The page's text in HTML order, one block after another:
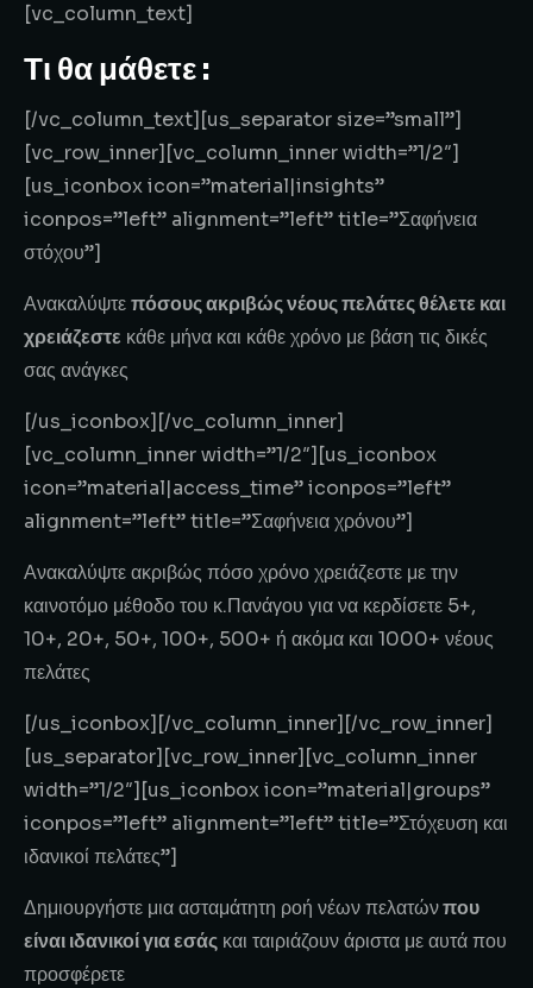
[vc_column_text]
Τι θα μάθετε :
[/vc_column_text][us_separator size=”small”]
[vc_row_inner][vc_column_inner width=”1/2″]
[us_iconbox icon=”material|insights”
iconpos=”left” alignment=”left” title=”Σαφήνεια
στόχου”]
Ανακαλύψτεπόσους ακριβώς νέους πελάτες θέλετε και
χρειάζεστε κάθε μήνα και κάθε χρόνο με βάση τις δικές
σας ανάγκες
[/us_iconbox][/vc_column_inner]
[vc_column_inner width=”1/2″][us_iconbox
icon=”material|access_time” iconpos=”left”
alignment=”left” title=”Σαφήνεια χρόνου”]
Ανακαλύψτε ακριβώς πόσο χρόνο χρειάζεστε με την
καινοτόμο μέθοδο του κ.Πανάγου για να κερδίσετε 5+,
10+, 20+, 50+, 100+, 500+ ή ακόμα και 1000+ νέους
πελάτες
[/us_iconbox][/vc_column_inner][/vc_row_inner]
[us_separator][vc_row_inner][vc_column_inner
width=”1/2″][us_iconbox icon=”material|groups”
iconpos=”left” alignment=”left” title=”Στόχευση και
ιδανικοί πελάτες”]
Δημιουργήστε μια ασταμάτητη ροή νέων πελατώνπου
είναι ιδανικοί για εσάς και ταιριάζουν άριστα με αυτά που
προσφέρετε